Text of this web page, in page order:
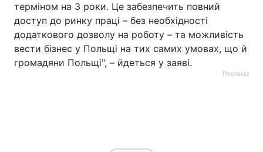
терміном на 3 роки. Це забезпечить повний
доступ до ринку праці – без необхідності
додаткового дозволу на роботу – та можливість
вести бізнес у Польщі на тих самих умовах, що й
громадяни Польщі", – йдеться у заяві.
Реклама